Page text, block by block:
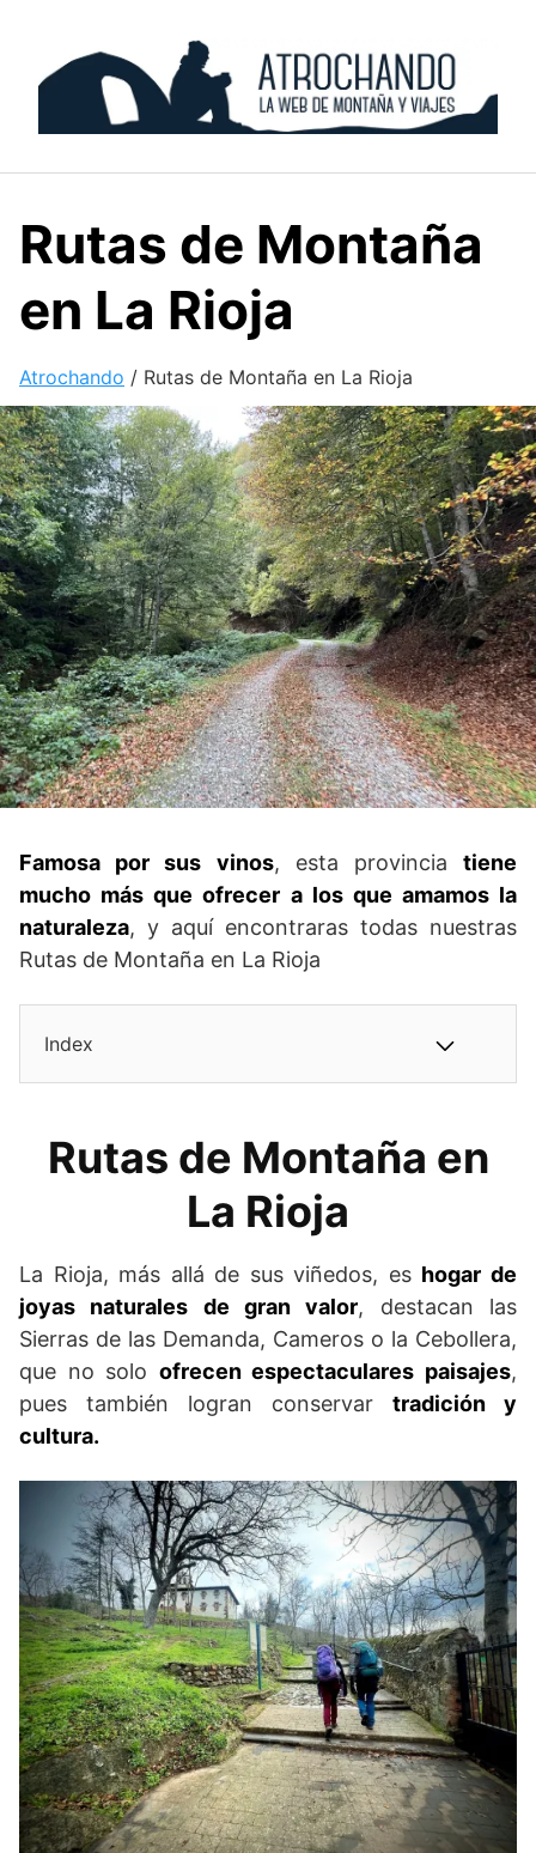
content
Rutas de Montaña
en La Rioja
Atrochando / Rutas de Montaña en La Rioja
Famosa por sus vinos, esta provincia tiene
mucho más que ofrecer a los que amamos la
naturaleza, y aquí encontraras todas nuestras
Rutas de Montaña en La Rioja
Index
Rutas de Montaña en
La Rioja
La Rioja, más allá de sus viñedos, es hogar de
joyas naturales de gran valor, destacan las
Sierras de las Demanda, Cameros o la Cebollera,
que no solo ofrecen espectaculares paisajes,
pues también logran conservar tradición y
cultura.